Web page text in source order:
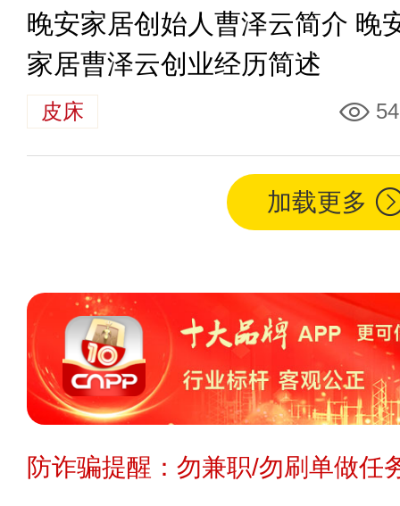
晚安家居创始人曹泽云简介 晚
家居曹泽云创业经历简述
皮床
加载更多
防诈骗提醒：勿兼职/勿刷单做任